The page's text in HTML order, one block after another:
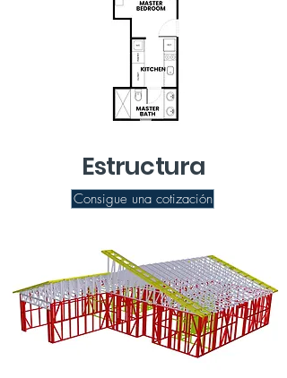
Estructura
Consigue una cotización